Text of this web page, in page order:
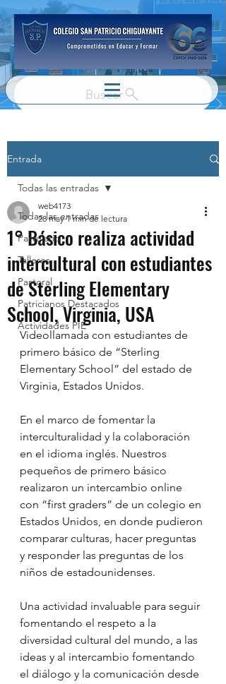
Buscar
Entrada
Todas las entradas
Parvulario
Talleres
Pastoral
Patricianos Destacados
Actividades PIE
Todas las entradas
1° Básico realiza actividad
intercultural con estudiantes
de Sterling Elementary
School, Virginia, USA
web4173
28 may 1 min de lectura
Videollamada con estudiantes de
primero básico de “Sterling
Elementary School” del estado de
Virginia, Estados Unidos.
En el marco de fomentar la
interculturalidad y la colaboración
en el idioma inglés. Nuestros
pequeños de primero básico
realizaron un intercambio online
con “first graders” de un colegio en
Estados Unidos, en donde pudieron
comparar culturas, hacer preguntas
y responder las preguntas de los
niños de estadounidenses.
Una actividad invaluable para seguir
fomentando el respeto a la
diversidad cultural del mundo, a las
ideas y al intercambio fomentando
el diálogo y la comunicación desde